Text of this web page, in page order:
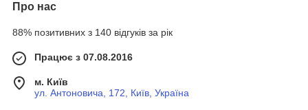
Про нас
88% позитивних з 140 відгуків за рік
Працює з 07.08.2016
м. Київ
ул. Антоновича, 172, Київ, Україна